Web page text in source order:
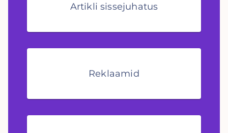
Artikli sissejuhatus
Reklaamid